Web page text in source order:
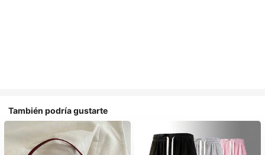
También podría gustarte